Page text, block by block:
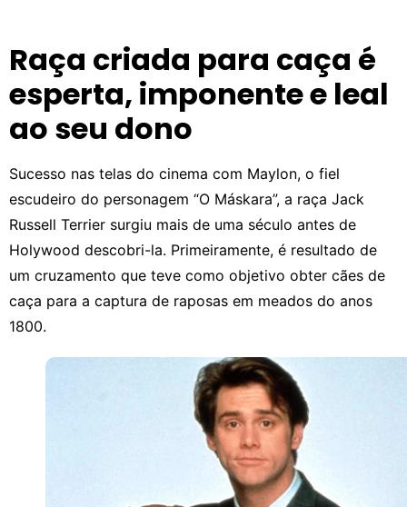
Raça criada para caça é
esperta, imponente e leal
ao seu dono
Sucesso nas telas do cinema com Maylon, o fiel
escudeiro do personagem “O Máskara”, a raça Jack
Russell Terrier surgiu mais de uma século antes de
Holywood descobri-la. Primeiramente, é resultado de
um cruzamento que teve como objetivo obter cães de
caça para a captura de raposas em meados do anos
1800.